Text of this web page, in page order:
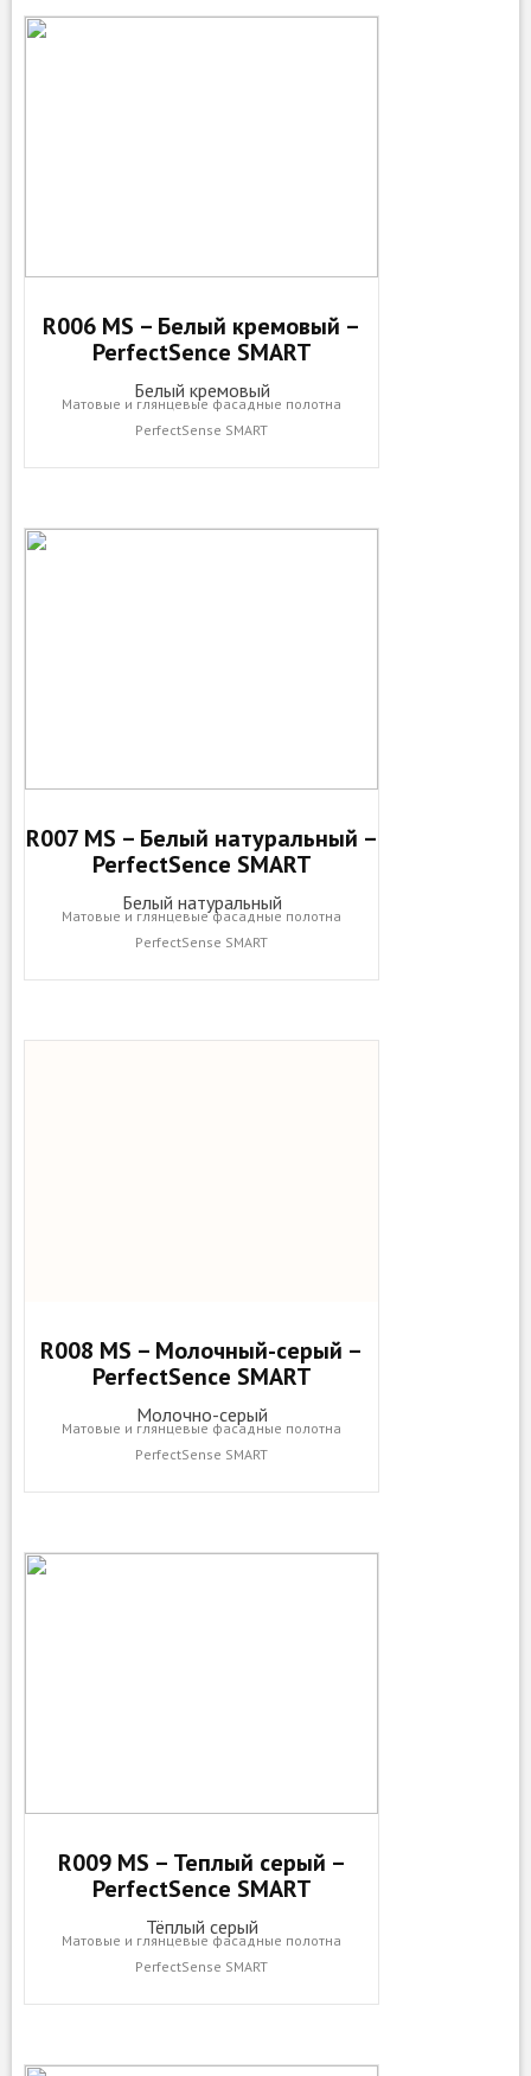
R006 MS – Белый кремовый –
PerfectSence SMART
Белый кремовый
Матовые и глянцевые фасадные полотна
PerfectSense SMART
R007 MS – Белый натуральный –
PerfectSence SMART
Белый натуральный
Матовые и глянцевые фасадные полотна
PerfectSense SMART
R008 MS – Молочный-серый –
PerfectSence SMART
Молочно-серый
Матовые и глянцевые фасадные полотна
PerfectSense SMART
R009 MS – Теплый серый –
PerfectSence SMART
Тёплый серый
Матовые и глянцевые фасадные полотна
PerfectSense SMART